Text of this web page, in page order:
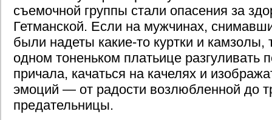
съемочной группы стали опасения за
Гетманской. Если на мужчинах,
были надеты какие-то куртки и камзолы,
одном тоненьком платьице разгуливать
причала, качаться на качелях и
эмоций — от радости возлюбленной до
предательницы.